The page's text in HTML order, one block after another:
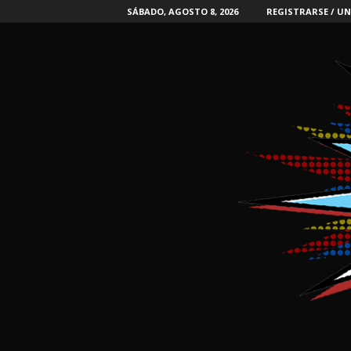
SÁBADO, AGOSTO 8, 2026 REGISTRARSE /